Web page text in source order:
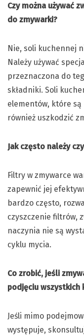
Czy można używać
do zmywarki?
Nie, soli kuchennej
Należy używać
przeznaczona do
składniki. Soli
elementów, które
również uszkodzić
Jak często należy
Filtry w zmywarce
zapewnić jej
bardzo często,
czyszczenie filtrów,
naczynia nie są
cyklu mycia.
Co zrobić, jeśli
podjęciu wszystkich
Jeśli mimo
występuje,